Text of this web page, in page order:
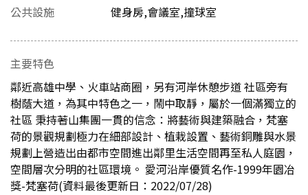
公共設施
健身房,會議室,撞球室
主要特色
鄰近高雄中學、火車站商圈，另有河岸休憩步道 社區旁有
樹蔭大道，為其中特色之一，鬧中取靜，屬於一個滿獨立的
社區 秉持著山集團一貫的信念：將藝術與建築融合，梵塞
荷的景觀規劃極力在細部設計、植栽設置、藝術銅雕與水景
規劃上營造出由都市空間進出鄰里生活空間再至私人庭園，
空間層次分明的社區環境。 愛河沿岸優質名作-1999年園冶
獎-梵塞荷(資料最後更新日：2022/07/28)